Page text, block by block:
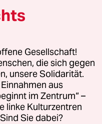
Gesellschaft!
die sich gegen
unsere Solidarität.
aus
im Zentrum“ –
linke Kulturzentren
Sie dabei?